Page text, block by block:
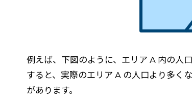
例えば、下図のように、エリア A 内の人
すると、実際のエリア A の人口より多く
があります。